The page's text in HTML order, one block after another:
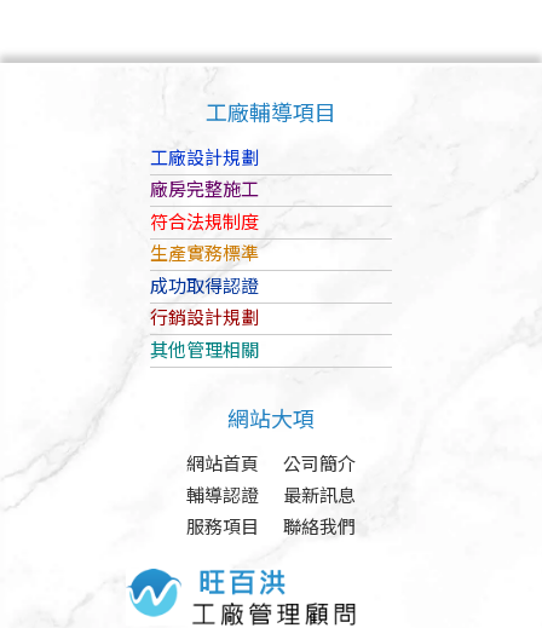
工廠輔導項目
工廠設計規劃
廠房完整施工
符合法規制度
生產實務標準
成功取得認證
行銷設計規劃
其他管理相關
網站大項
網站首頁
公司簡介
輔導認證
最新訊息
服務項目
聯絡我們